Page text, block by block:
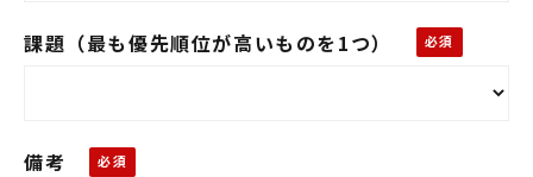
課題（最も優先順位が高いものを1つ）
備考